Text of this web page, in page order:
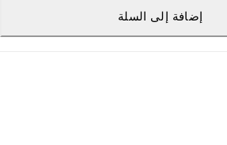
إضافة إلى السلة